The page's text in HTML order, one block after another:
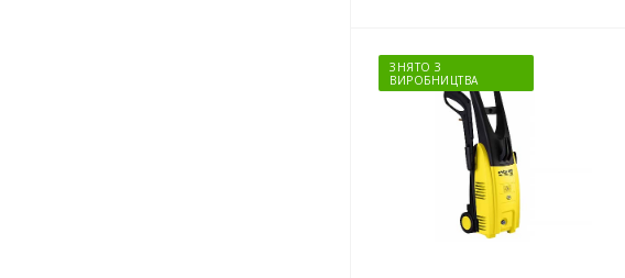
ЗНЯТО З
ВИРОБНИЦТВА